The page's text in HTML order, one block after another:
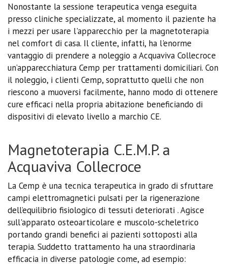
Nonostante la sessione terapeutica venga eseguita
presso cliniche specializzate, al momento il paziente ha
i mezzi per usare l'apparecchio per la magnetoterapia
nel comfort di casa. Il cliente, infatti, ha l'enorme
vantaggio di prendere a noleggio a Acquaviva Collecroce
un’apparecchiatura Cemp per trattamenti domiciliari. Con
il noleggio, i clienti Cemp, soprattutto quelli che non
riescono a muoversi facilmente, hanno modo di ottenere
cure efficaci nella propria abitazione beneficiando di
dispositivi di elevato livello a marchio CE.
Magnetoterapia C.E.M.P. a
Acquaviva Collecroce
La Cemp è una tecnica terapeutica in grado di sfruttare
campi elettromagnetici pulsati per la rigenerazione
dell’equilibrio fisiologico di tessuti deteriorati . Agisce
sull'apparato osteoarticolare e muscolo-scheletrico
portando grandi benefici ai pazienti sottoposti alla
terapia. Suddetto trattamento ha una straordinaria
efficacia in diverse patologie come, ad esempio: